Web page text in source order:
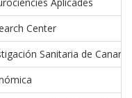
Center
Sanitaria de